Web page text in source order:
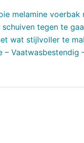
melamine voerbak
tegen te
wat stijlvoller te
Vaatwasbestendig